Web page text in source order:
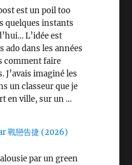
est un poil too
quelques instants
L’idée est
ado dans les années
comment faire
J’avais imaginé les
un classeur que je
en ville, sur un …
Wang Chu Ran 王楚然 I ♡ U »
戰戀告捷 (2026)
par un green